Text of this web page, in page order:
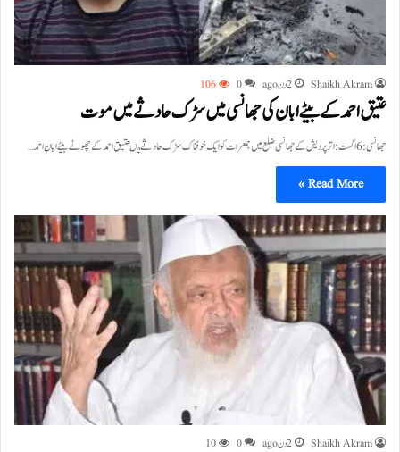
Shaikh Akram 2 دن ago 0
106
عتیق احمد کے بیٹے ابان کی جھانسی میں سڑک حادثے میں موت
جھانسی: 6 اگست:اترپردیش کے جھانسی ضلع میں جمعرات کو ایک خوفناک سڑک حادثے میںعتیق احمد کے چھوٹے بیٹے ابان احمد…
Read More »
Shaikh Akram 2 دن ago 0
10